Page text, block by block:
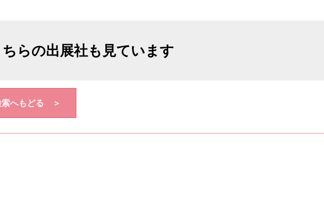
らの出展社も見ています
索へもどる ＞